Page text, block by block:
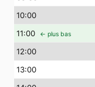
10:00
11:00 ← plus bas
12:00
13:00